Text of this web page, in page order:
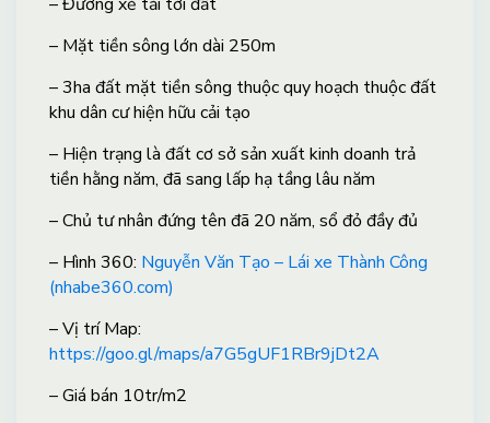
– Mặt tiền sông lớn dài 250m
– 3ha đất mặt tiền sông thuộc quy hoạch thuộc đất
khu dân cư hiện hữu cải tạo
– Hiện trạng là đất cơ sở sản xuất kinh doanh trả
tiền hằng năm, đã sang lấp hạ tầng lâu năm
– Chủ tư nhân đứng tên đã 20 năm, sổ đỏ đầy đủ
– Hình 360: Nguyễn Văn Tạo – Lái xe Thành Công
(nhabe360.com)
– Vị trí Map:
https://goo.gl/maps/a7G5gUF1RBr9jDt2A
– Giá bán 10tr/m2